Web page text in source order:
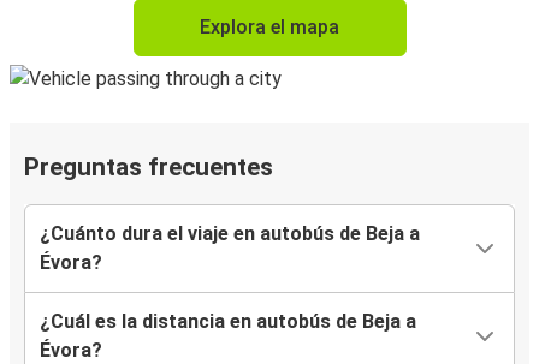
Explora el mapa
Preguntas frecuentes
¿Cuánto dura el viaje en autobús de Beja a
Évora?
¿Cuál es la distancia en autobús de Beja a
Évora?